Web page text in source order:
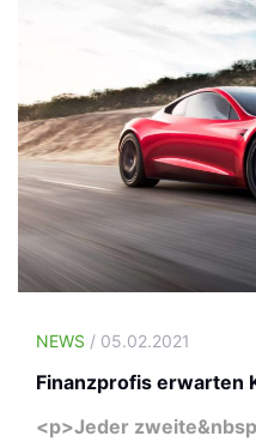
NEWS / 05.02.2021
Finanzprofis erwarten
<p>Jeder